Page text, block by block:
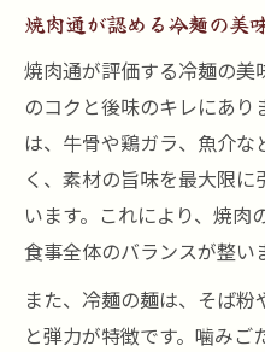
焼肉通が認める冷麺の美
焼肉通が評価する冷麺の
のコクと後味のキレにあ
は、牛骨や鶏ガラ、魚介な
く、素材の旨味を最大限
います。これにより、焼肉
食事全体のバランスが整い
また、冷麺の麺は、そば
と弾力が特徴です。噛み